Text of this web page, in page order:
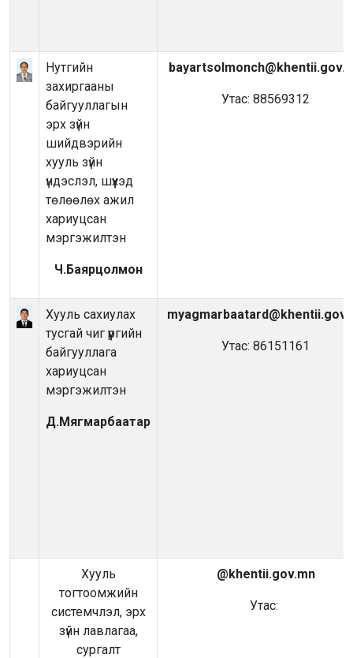
Нутгийн
захиргааны
байгууллагын
эрх зүйн
шийдвэрийн
хууль зүйн
үндэслэл, шүүхэд
төлөөлөх ажил
хариуцсан
мэргэжилтэн
Ч.Баярцолмон
Утас: 88569312
Хууль сахиулах
тусгай чиг үүргийн
байгууллага
хариуцсан
мэргэжилтэн
Д.Мягмарбаатар
Утас: 86151161
Хууль
тогтоомжийн
системчлэл, эрх
зүйн лавлагаа,
сургалт
@khentii.gov.mn
Утас: